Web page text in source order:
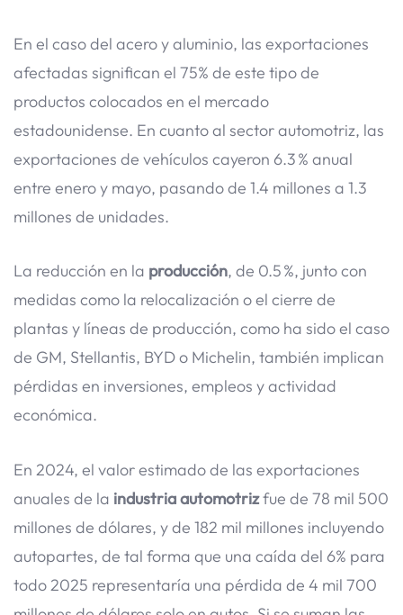
En el caso del acero y aluminio, las exportaciones
afectadas significan el 75% de este tipo de
productos colocados en el mercado
estadounidense. En cuanto al sector automotriz, las
exportaciones de vehículos cayeron 6.3 % anual
entre enero y mayo, pasando de 1.4 millones a 1.3
millones de unidades.
La reducción en la producción, de 0.5 %, junto con
medidas como la relocalización o el cierre de
plantas y líneas de producción, como ha sido el caso
de GM, Stellantis, BYD o Michelin, también implican
pérdidas en inversiones, empleos y actividad
económica.
En 2024, el valor estimado de las exportaciones
anuales de la industria automotrizfue de 78 mil 500
millones de dólares, y de 182 mil millones incluyendo
autopartes, de tal forma que una caída del 6% para
todo 2025 representaría una pérdida de 4 mil 700